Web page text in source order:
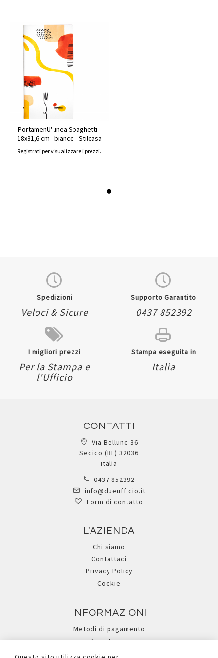
PortamenU' linea Spaghetti -
18x31,6 cm - bianco - Stilcasa
Registrati per visualizzare i prezzi.
Spedizioni
Veloci & Sicure
Supporto Garantito
0437 852392
I migliori prezzi
Per la Stampa e
l'Ufficio
Stampa eseguita in
Italia
CONTATTI
Via Belluno 36
Sedico (BL) 32036
Italia
0437 852392
info@dueufficio.it
Form di contatto
L'AZIENDA
Chi siamo
Contattaci
Privacy Policy
Cookie
INFORMAZIONI
Metodi di pagamento
Assistenza
Ricerca avanzata